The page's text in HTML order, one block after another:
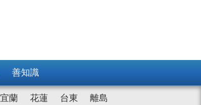
善知識
宜蘭 花蓮 台東 離島